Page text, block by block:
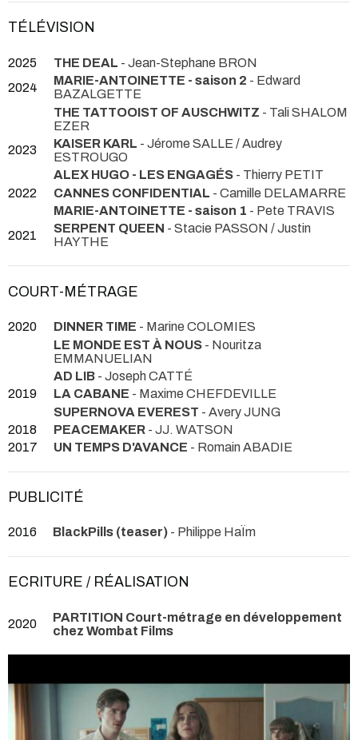
TÉLÉVISION
2025 THE DEAL - Jean-Stephane BRON
2024
MARIE-ANTOINETTE - saison 2 - Edward
BAZALGETTE
THE TATTOOIST OF AUSCHWITZ - Tali SHALOM
EZER
2023
KAISER KARL - Jérome SALLE / Audrey
ESTROUGO
ALEX HUGO - LES ENGAGÉS - Thierry PETIT
2022
CANNES CONFIDENTIAL - Camille DELAMARRE
MARIE-ANTOINETTE - saison 1 - Pete TRAVIS
2021
SERPENT QUEEN - Stacie PASSON / Justin
HAYTHE
COURT-MÉTRAGE
2020 DINNER TIME - Marine COLOMIES
LE MONDE EST À NOUS - Nouritza
EMMANUELIAN
AD LIB - Joseph CATTÉ
2019
LA CABANE - Maxime CHEFDEVILLE
SUPERNOVA EVEREST - Avery JUNG
2018
PEACEMAKER - JJ. WATSON
2017
UN TEMPS D'AVANCE - Romain ABADIE
PUBLICITÉ
2016 BlackPills (teaser) - Philippe HaÏm
ECRITURE / RÉALISATION
2020
PARTITION Court-métrage en développement
chez Wombat Films